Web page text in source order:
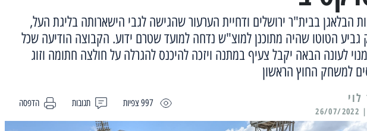
הבלאגן בבית"ר ירושלים ודחיית הערעור שהגישה לגבי הישארותה בליגת העל,
הטוטו שהיה מתוכנן למוצ"ש נדחה למועד שטרם ידוע. הקבוצה הודיעה שכל
לעונה הבאה יקבל צעיף במתנה ויזכה להיכנס להגרלה על חולצה חתומה וזוג
למשחק החוץ הראשון
997 צפיות תגובות הדפסה